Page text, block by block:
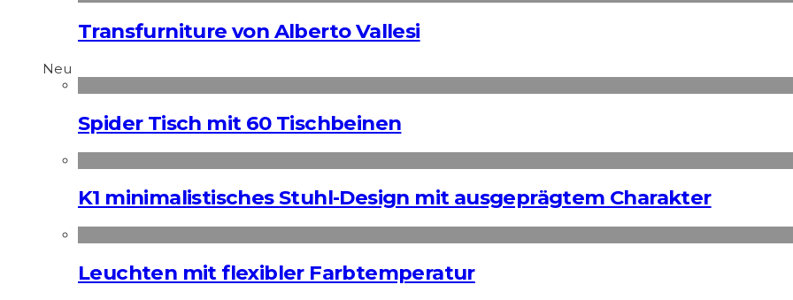
Transfurniture von Alberto Vallesi
Neu
Spider Tisch mit 60 Tischbeinen
K1 minimalistisches Stuhl-Design mit ausgeprägtem Charakter
Leuchten mit flexibler Farbtemperatur